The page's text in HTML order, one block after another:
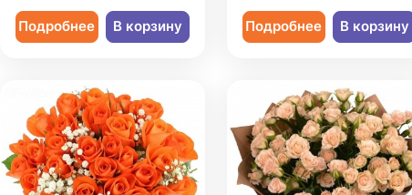
Подробнее В корзину Подробнее В корзину